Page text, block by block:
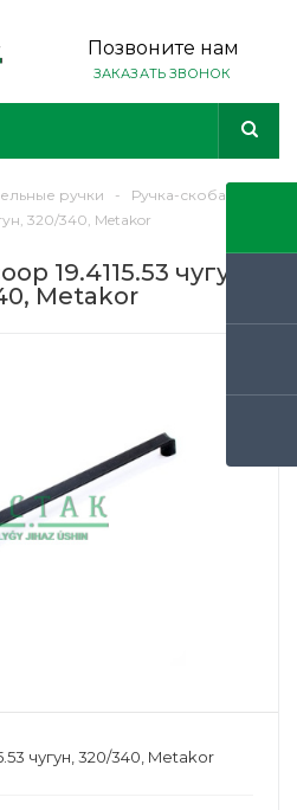
Позвоните нам
ЗАКАЗАТЬ ЗВОНОК
ручки -
Ручка-скоба Scoop
320/340, Metakor
19.4115.53 чугун,
Metakor
чугун, 320/340, Metakor